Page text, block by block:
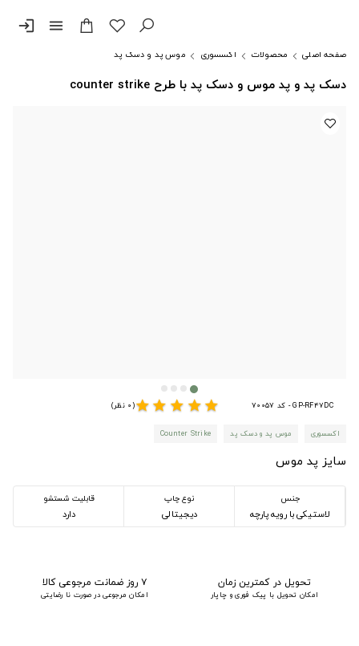
menu
login
صفحه اصلی محصولات اکسسوری موس پد و دسک پد
دسک پد و پد موس و دسک پد با طرح counter strike
GP-RF47DC - کد 70057 star
star
star
star
star(0 نظر)
اکسسوری موس پد و دسک پد Counter Strike
سایز پد موس
جنس
لاستیکی با رویه پارچه
نوع چاپ
دیجیتالی
قابلیت شستشو
دارد
تحویل در کمترین زمان
امکان تحویل با پیک فوری و چاپار
۷ روز ضمانت مرجوعی کالا
امکان مرجوعی در صورت نا رضایتی